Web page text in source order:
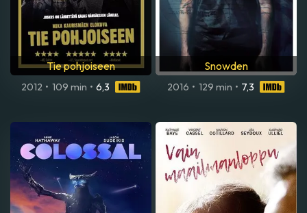
Tie pohjoiseen
2012 • 109 min • 6,3
Snowden
2016 • 129 min • 7,3